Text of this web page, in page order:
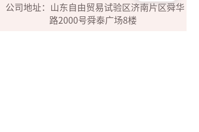
公司地址：山东自由贸易试验区济南片区舜华
路2000号舜泰广场8楼